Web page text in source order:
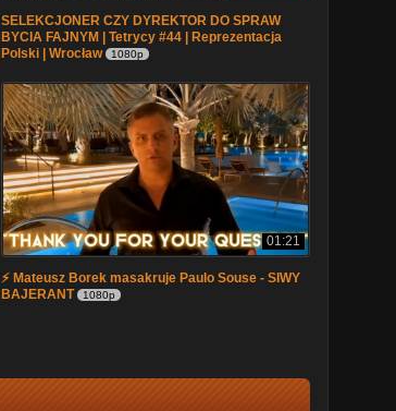
SELEKCJONER CZY DYREKTOR DO SPRAW
BYCIA FAJNYM | Tetrycy #44 | Reprezentacja
Polski | Wrocław
1080p
01:21
⚡ Mateusz Borek masakruje Paulo Souse - SIWY
BAJERANT
1080p